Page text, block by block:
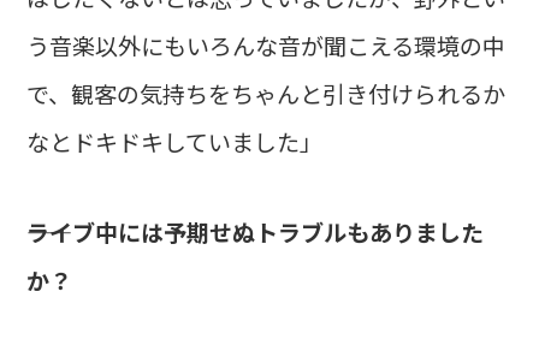
う音楽以外にもいろんな音が聞こえる環境の中
で、観客の気持ちをちゃんと引き付けられるか
なとドキドキしていました」
――ライブ中には予期せぬトラブルもありました
か？